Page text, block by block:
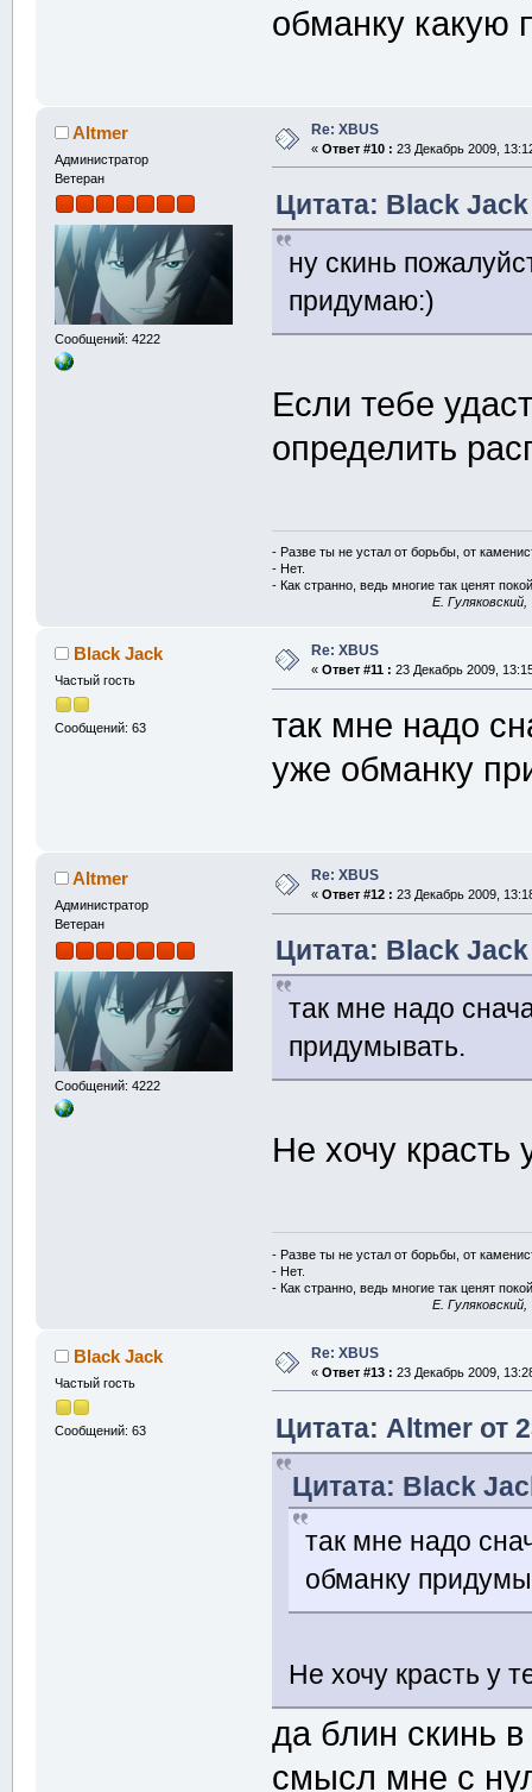
обманку какую
Altmer
Администратор
Ветеран
Сообщений: 4222
Re: XBUS
« Ответ #10 : 23 Декабрь 2009,
Цитата: Black
ну скинь
придумаю:)
Если тебе
определить
- Разве ты не устал от борьбы, от
- Нет.
- Как странно, ведь многие так ценят
E.
Black Jack
Частый гость
Сообщений: 63
Re: XBUS
« Ответ #11 : 23 Декабрь 2009,
так мне надо
уже обманку
Altmer
Администратор
Ветеран
Сообщений: 4222
Re: XBUS
« Ответ #12 : 23 Декабрь 2009,
Цитата: Black
так мне надо
придумывать.
Не хочу
- Разве ты не устал от борьбы, от
- Нет.
- Как странно, ведь многие так ценят
E.
Black Jack
Частый гость
Сообщений: 63
Re: XBUS
« Ответ #13 : 23 Декабрь 2009,
Цитата: Altmer от
Цитата: Black
так мне надо
обманку
Не хочу красть у
да блин скинь
смысл мне с